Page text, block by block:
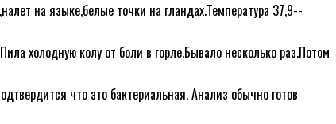
на языке,белые точки на гландах.Температура 37,9--
холодную колу от боли в горле.Бывало несколько раз.Потом
что это бактериальная. Анализ обычно готов